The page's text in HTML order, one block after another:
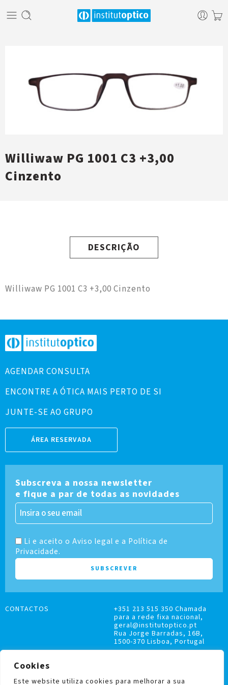
Cookies
Este website utiliza cookies para melhorar a sua
Williwaw PG 1001 C3 +3,00
Cinzento
DESCRIÇÃO
Williwaw PG 1001 C3 +3,00 Cinzento
AGENDAR CONSULTA
ENCONTRE A ÓTICA MAIS PERTO DE SI
JUNTE-SE AO GRUPO
ÁREA RESERVADA
Subscreva a nossa newsletter
e fique a par de todas as novidades
Li e aceito o Aviso legal e a Política de
Privacidade.
CONTACTOS
+351 213 515 350 Chamada
para a rede fixa nacional,
geral@institutoptico.pt
Rua Jorge Barradas, 16B,
1500-370 Lisboa, Portugal